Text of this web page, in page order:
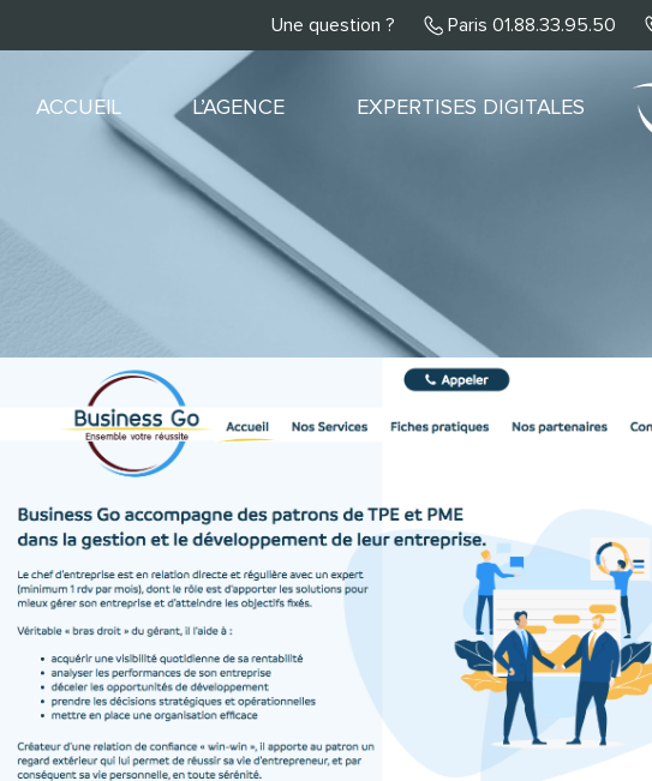
Une question ? Paris 01.88.33.95.50
ACCUEIL L’AGENCE EXPERTISES DIGITALES